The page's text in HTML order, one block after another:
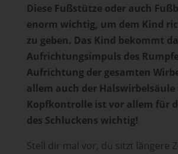
Diese Fußstütze oder auch
enorm wichtig, um dem Kind
zu geben. Das Kind bekommt
Aufrichtungsimpuls des
Aufrichtung der gesamten
allem auch der
Kopfkontrolle ist vor allem für
des Schluckens wichtig!
Stell dir mal vor, du sitzt längere